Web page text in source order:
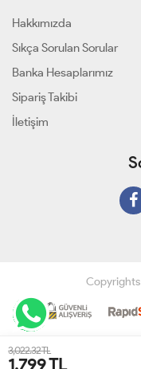
3,022.32 TL
1,799TL
Hakkımızda
Sıkça Sorulan Sorular
Banka Hesaplarımız
Sipariş Takibi
İletişim
Copyrights